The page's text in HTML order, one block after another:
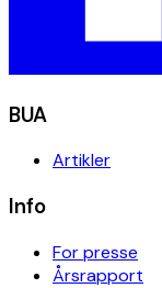
BUA
Artikler
Info
For presse
Årsrapport